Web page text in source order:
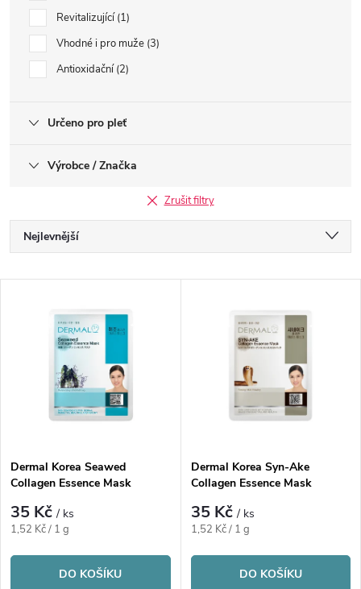
Revitalizující 1
Vhodné i pro muže 3
Antioxidační 2
Určeno pro pleť
Výrobce / Značka
Zrušit filtry
Ř
a
p
r
o
Nejlevnější
Abecedně
s
p
r
Dermal Korea Seawed
Collagen Essence Mask
35 Kč/ ks
Měrná
1,52 Kč / 1 g
DO KOŠÍKU
Dermal Korea Syn-Ake
Collagen Essence Mask
35 Kč/ ks
Měrná
1,52 Kč / 1 g
DO KOŠÍKU